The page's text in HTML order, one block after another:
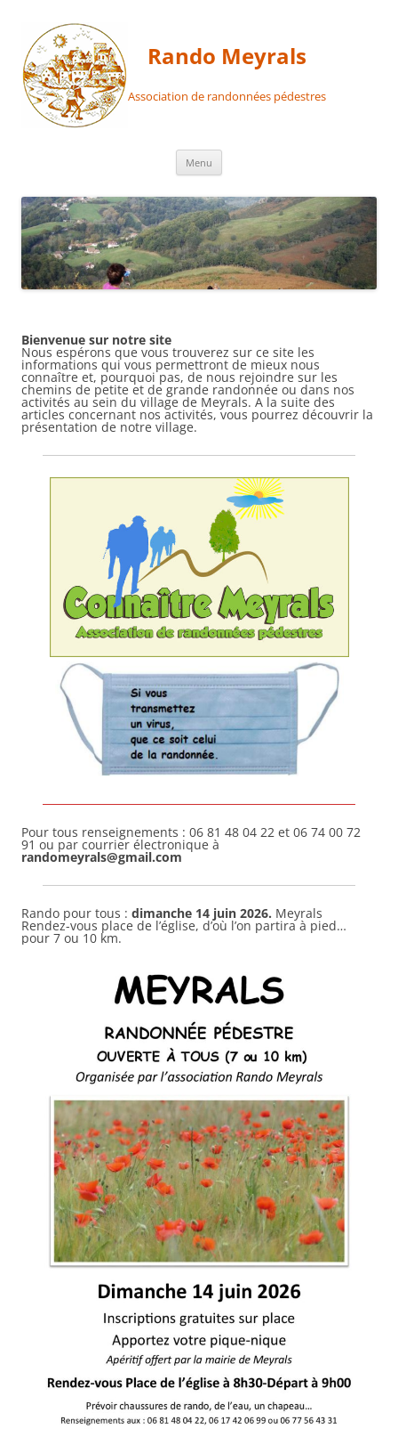
contenu
Rando Meyrals
Association de randonnées pédestres
Menu
Bienvenue sur notre site
Nous espérons que vous trouverez sur ce site les
informations qui vous permettront de mieux nous
connaître et, pourquoi pas, de nous rejoindre sur les
chemins de petite et de grande randonnée ou dans nos
activités au sein du village de Meyrals. A la suite des
articles concernant nos activités, vous pourrez découvrir la
présentation de notre village.
Pour tous renseignements : 06 81 48 04 22 et 06 74 00 72
91 ou par courrier électronique à
randomeyrals@gmail.com
Rando pour tous : dimanche 14 juin 2026. Meyrals
Rendez-vous place de l’église, d’où l’on partira à pied…
pour 7 ou 10 km.